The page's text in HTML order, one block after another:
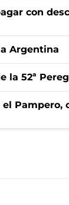
con
Argentina
la 52ª
Pampero,